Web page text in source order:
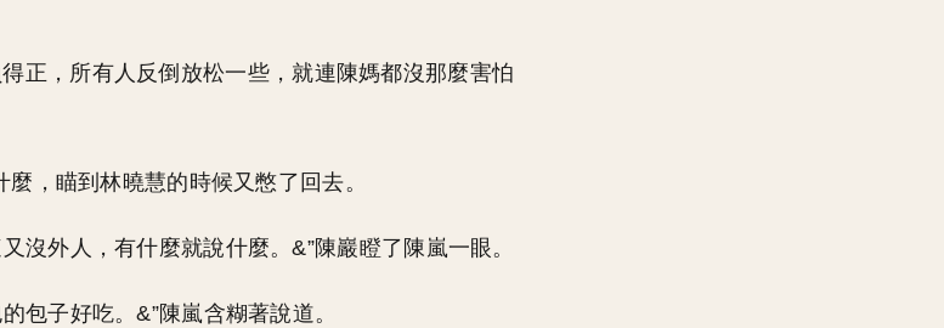
正，所有人反倒放松一些，就連陳媽都沒那麼害怕
，瞄到林曉慧的時候又憋了回去。
沒外人，有什麼就說什麼。&”陳巖瞪了陳嵐一眼。
包子好吃。&”陳嵐含糊著說道。